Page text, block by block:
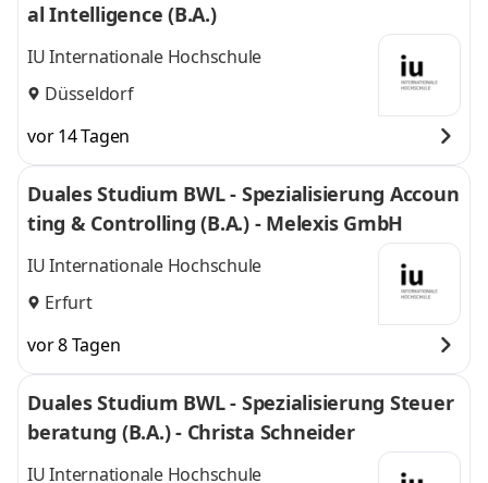
al Intelligence (B.A.)
IU Internationale Hochschule
Düsseldorf
vor 14 Tagen
Duales Studium BWL - Spezialisierung Accoun
ting & Controlling (B.A.) - Melexis GmbH
IU Internationale Hochschule
Erfurt
vor 8 Tagen
Duales Studium BWL - Spezialisierung Steuer
beratung (B.A.) - Christa Schneider
IU Internationale Hochschule